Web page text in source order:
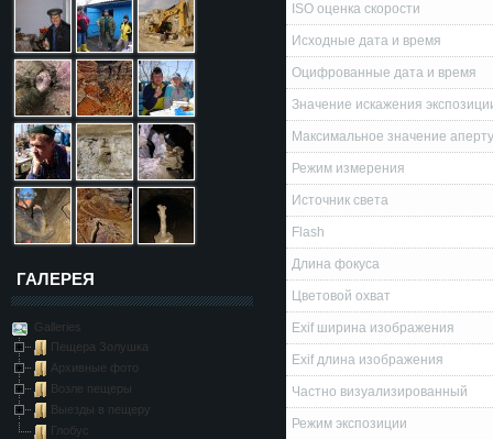
ГАЛЕРЕЯ
Galleries
Пещера Золушка
Архивные фото
Возле пещеры
Выезды в пещеру
Глобус
ISO оценка скорости
Исходные дата и время
Оцифрованные дата и время
Значение искажения
Максимальное значение
Режим измерения
Источник света
Flash
Длина фокуса
Цветовой охват
Exif ширина изображения
Exif длина изображения
Частно визуализированный
Режим экспозиции